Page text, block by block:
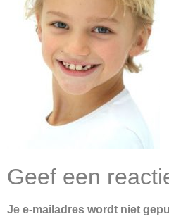
Geef een
Je e-mailadres wordt niet